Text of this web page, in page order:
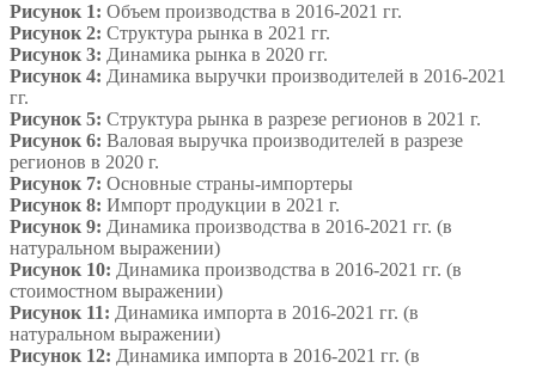
Рисунок 1: Объем производства в 2016-2021 гг.
Рисунок 2: Структура рынка в 2021 гг.
Рисунок 3: Динамика рынка в 2020 гг.
Рисунок 4: Динамика выручки производителей в 2016-2021
гг.
Рисунок 5: Структура рынка в разрезе регионов в 2021 г.
Рисунок 6: Валовая выручка производителей в разрезе
регионов в 2020 г.
Рисунок 7: Основные страны-импортеры
Рисунок 8: Импорт продукции в 2021 г.
Рисунок 9: Динамика производства в 2016-2021 гг. (в
натуральном выражении)
Рисунок 10: Динамика производства в 2016-2021 гг. (в
стоимостном выражении)
Рисунок 11: Динамика импорта в 2016-2021 гг. (в
натуральном выражении)
Рисунок 12: Динамика импорта в 2016-2021 гг. (в